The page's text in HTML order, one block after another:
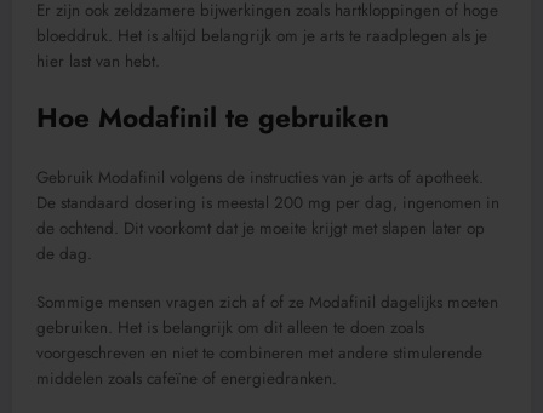
Er zijn ook zeldzamere bijwerkingen zoals hartkloppingen of hoge
bloeddruk. Het is altijd belangrijk om je arts te raadplegen als je
hier last van hebt.
Hoe Modafinil te gebruiken
Gebruik Modafinil volgens de instructies van je arts of apotheek.
De standaard dosering is meestal 200 mg per dag, ingenomen in
de ochtend. Dit voorkomt dat je moeite krijgt met slapen later op
de dag.
Sommige mensen vragen zich af of ze Modafinil dagelijks moeten
gebruiken. Het is belangrijk om dit alleen te doen zoals
voorgeschreven en niet te combineren met andere stimulerende
middelen zoals cafeïne of energiedranken.